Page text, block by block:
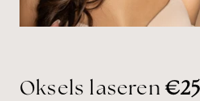
Oksels laseren €25